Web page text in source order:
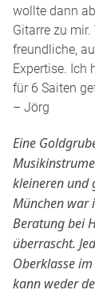
wollte dann
Gitarre zu
freundliche,
Expertise. Ich
für 6 Saiten
– Jörg
Eine
kleineren und
München war
Beratung bei
überrascht.
Oberklasse
kann weder